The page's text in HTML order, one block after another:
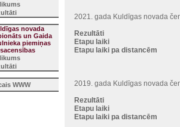
novada
un Gaida
piemiņas
sacensības
WWW
2021. gada Kuldīgas novada
Rezultāti
Etapu laiki
Etapu laiki pa distancēm
2019. gada Kuldīgas novada
Rezultāti
Etapu laiki
Etapu laiki pa distancēm